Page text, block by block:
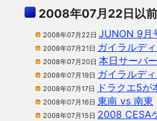
2008年07月22日以
2008年07月22日 JUNON 9月
2008年07月21日 ガイラルデ
2008年07月20日 本日サーバ
2008年07月19日 ガイラルデ
2008年07月17日 ドラクエ5が
2008年07月16日 東南 vs 南東
2008年07月15日 2008 CESA